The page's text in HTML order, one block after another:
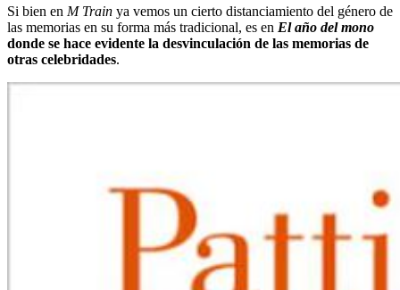
Si bien en M Train ya vemos un cierto distanciamiento del género de
las memorias en su forma más tradicional, es en El año del mono
donde se hace evidente la desvinculación de las memorias de
otras celebridades.